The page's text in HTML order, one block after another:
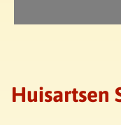
Huisartsen